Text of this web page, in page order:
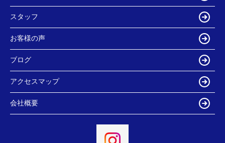
スタッフ
お客様の声
ブログ
アクセスマップ
会社概要